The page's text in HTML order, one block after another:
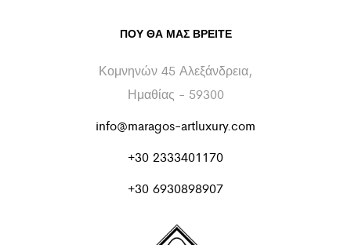
ΠΟΥ ΘΑ ΜΑΣ ΒΡΕΊΤΕ
Κομνηνών 45 Αλεξάνδρεια,
Ημαθίας - 59300
info@maragos-artluxury.com
+30 2333401170
+30 6930898907